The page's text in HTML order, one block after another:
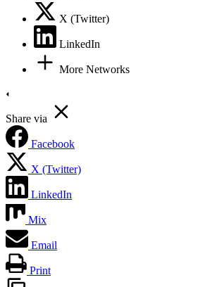
X (Twitter)
LinkedIn
More Networks
Share via
Facebook
X (Twitter)
LinkedIn
Mix
Email
Print